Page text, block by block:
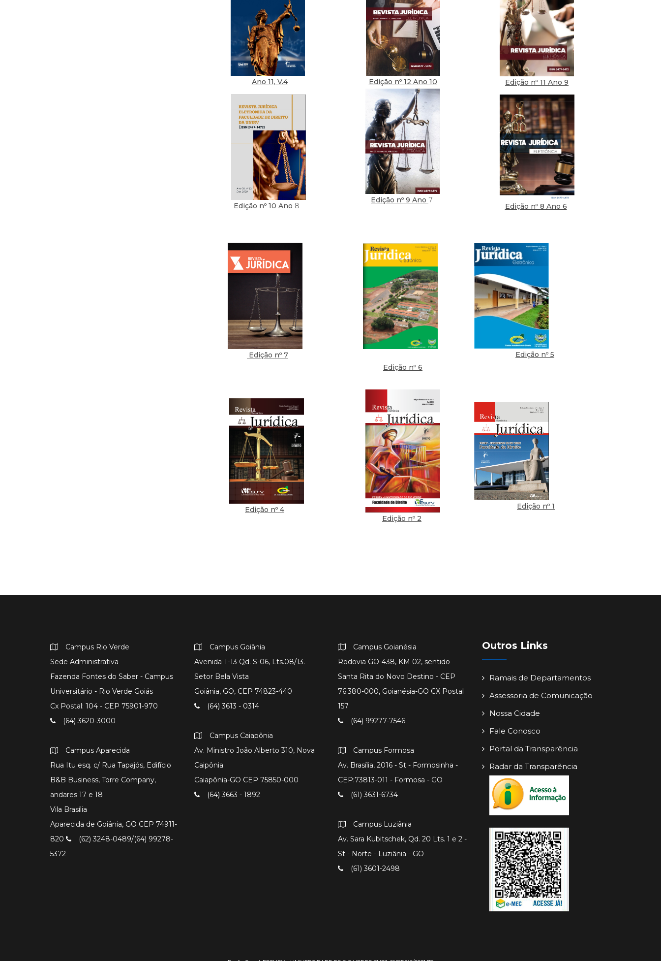
Ano 11, V.4 Edição nº 12 Ano 10 Edição nº 11 Ano 9
Edição nº 10 Ano 8
Edição nº 9 Ano 7
Edição nº 8 Ano 6
Edição nº 7
Edição nº 6
Edição nº 5
Edição nº 4
Edição nº 2
Edição nº 1
Campus Rio Verde
Sede Administrativa
Fazenda Fontes do Saber - Campus
Universitário - Rio Verde Goiás
Cx Postal: 104 - CEP 75901-970
(64) 3620-3000
Campus Aparecida
Rua Itu esq. c/ Rua Tapajós, Edifício
B&B Business, Torre Company,
andares 17 e 18
Vila Brasília
Aparecida de Goiânia, GO CEP 74911-
820
(62) 3248-0489/(64) 99278-
5372
Campus Goiânia
Avenida T-13 Qd. S-06, Lts.08/13.
Setor Bela Vista
Goiânia, GO, CEP 74823-440
(64) 3613 - 0314
Campus Caiapônia
Av. Ministro João Alberto 310, Nova
Caipônia
Caiapônia-GO CEP 75850-000
(64) 3663 - 1892
Campus Goianésia
Rodovia GO-438, KM 02, sentido
Santa Rita do Novo Destino - CEP
76.380-000, Goianésia-GO CX Postal
157
(64) 99277-7546
Campus Formosa
Av. Brasília, 2016 - St - Formosinha -
CEP:73813-011 - Formosa - GO
(61) 3631-6734
Campus Luziânia
Av. Sara Kubitschek, Qd. 20 Lts. 1 e 2 -
St - Norte - Luziânia - GO
(61) 3601-2498
Outros Links
Ramais de Departamentos
Assessoria de Comunicação
Nossa Cidade
Fale Conosco
Portal da Transparência
Radar da Transparência
Razão Social: FESURV - UNIVERSIDADE DE RIO VERDE CNPJ: 01.815.216/0001-78